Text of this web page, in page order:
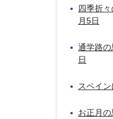
四季折
月5日
通学路
日
スペイ
お正月